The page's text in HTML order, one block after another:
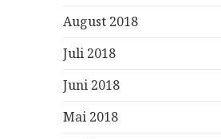
August 2018
Juli 2018
Juni 2018
Mai 2018